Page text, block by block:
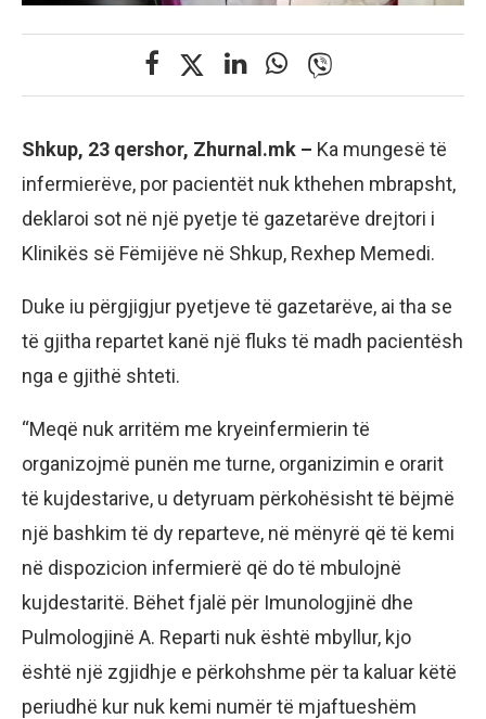
Shkup, 23 qershor, Zhurnal.mk – Ka mungesë të
infermierëve, por pacientët nuk kthehen mbrapsht,
deklaroi sot në një pyetje të gazetarëve drejtori i
Klinikës së Fëmijëve në Shkup, Rexhep Memedi.
Duke iu përgjigjur pyetjeve të gazetarëve, ai tha se
të gjitha repartet kanë një fluks të madh pacientësh
nga e gjithë shteti.
“Meqë nuk arritëm me kryeinfermierin të
organizojmë punën me turne, organizimin e orarit
të kujdestarive, u detyruam përkohësisht të bëjmë
një bashkim të dy reparteve, në mënyrë që të kemi
në dispozicion infermierë që do të mbulojnë
kujdestaritë. Bëhet fjalë për Imunologjinë dhe
Pulmologjinë A. Reparti nuk është mbyllur, kjo
është një zgjidhje e përkohshme për ta kaluar këtë
periudhë kur nuk kemi numër të mjaftueshëm